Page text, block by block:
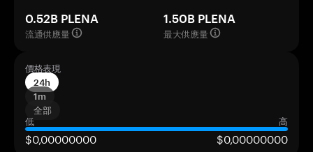
0.52B PLENA
流通供應量
1.50B PLENA
最大供應量
價格表現
24h
1m
全部
低
高
$0,00000000 $0,00000000